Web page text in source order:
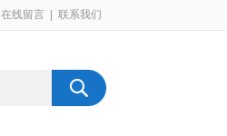
在线留言 联系我们